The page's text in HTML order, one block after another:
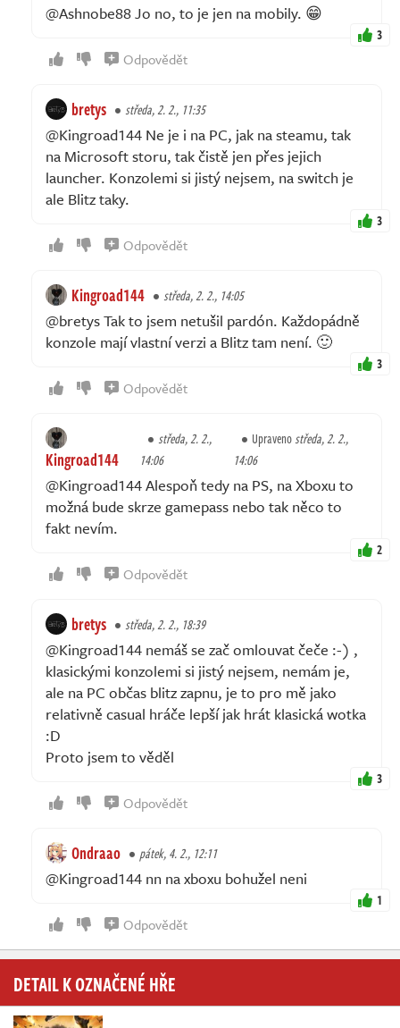
@Ashnobe88 Jo no, to je jen na mobily. 😁
3
Odpovědět
bretys středa, 2. 2., 11:35
@Kingroad144 Ne je i na PC, jak na steamu, tak
na Microsoft storu, tak čistě jen přes jejich
launcher. Konzolemi si jistý nejsem, na switch je
ale Blitz taky.
3
Odpovědět
Kingroad144 středa, 2. 2., 14:05
@bretys Tak to jsem netušil pardón. Každopádně
konzole mají vlastní verzi a Blitz tam není. 🙂
3
Odpovědět
Kingroad144
středa, 2. 2.,
14:06
Upravenostředa, 2. 2.,
14:06
@Kingroad144 Alespoň tedy na PS, na Xboxu to
možná bude skrze gamepass nebo tak něco to
fakt nevím.
2
Odpovědět
bretys středa, 2. 2., 18:39
@Kingroad144 nemáš se zač omlouvat čeče :-) ,
klasickými konzolemi si jistý nejsem, nemám je,
ale na PC občas blitz zapnu, je to pro mě jako
relativně casual hráče lepší jak hrát klasická wotka
:D
Proto jsem to věděl
3
Odpovědět
Ondraao pátek, 4. 2., 12:11
@Kingroad144 nn na xboxu bohužel neni
1
Odpovědět
DETAIL K OZNAČENÉ HŘE